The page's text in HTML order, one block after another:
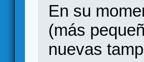
En su
(más
nuevas